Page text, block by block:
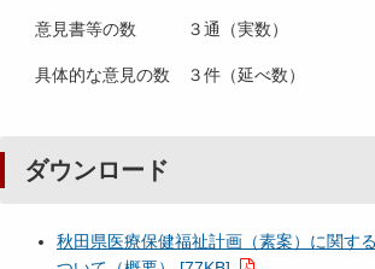
意見書等の数 ３通（実数）
具体的な意見の数 ３件（延べ数）
ダウンロード
秋田県医療保健福祉計画（素案）に関す